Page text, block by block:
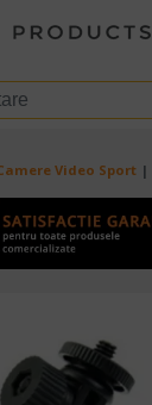
Video Sport